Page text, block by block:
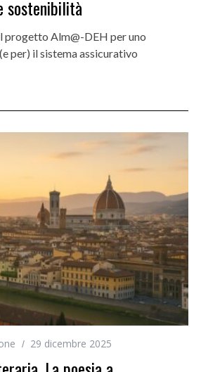
sostenibilità
progetto Alm@-DEH per uno
per) il sistema assicurativo
29 dicembre 2025